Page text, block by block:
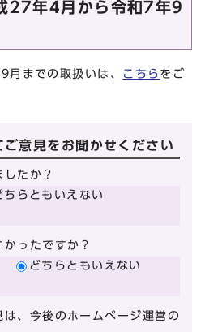
年4月から令和7年9
までの取扱いは、 こちら をご
ご意見をお聞かせください
たか？
ちらともいえない
ったですか？
どちらともいえない
、今後のホームページ運営の